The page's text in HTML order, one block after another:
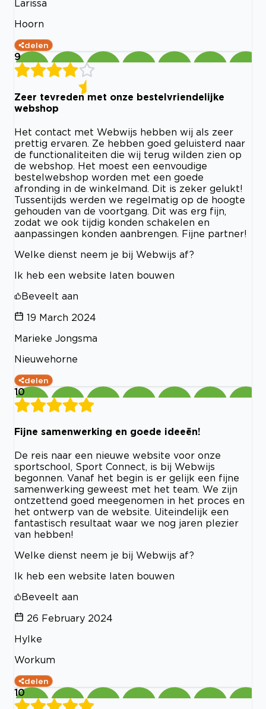
Larissa
Hoorn
delen
9
Zeer tevreden met onze bestelvriendelijke
webshop
Het contact met Webwijs hebben wij als zeer
prettig ervaren. Ze hebben goed geluisterd naar
de functionaliteiten die wij terug wilden zien op
de webshop. Het moest een eenvoudige
bestelwebshop worden met een goede
afronding in de winkelmand. Dit is zeker gelukt!
Tussentijds werden we regelmatig op de hoogte
gehouden van de voortgang. Dit was erg fijn,
zodat we ook tijdig konden schakelen en
aanpassingen konden aanbrengen. Fijne partner!
Welke dienst neem je bij Webwijs af?
Ik heb een website laten bouwen
Beveelt aan
19 March 2024
Marieke Jongsma
Nieuwehorne
delen
10
Fijne samenwerking en goede ideeën!
De reis naar een nieuwe website voor onze
sportschool, Sport Connect, is bij Webwijs
begonnen. Vanaf het begin is er gelijk een fijne
samenwerking geweest met het team. We zijn
ontzettend goed meegenomen in het proces en
het ontwerp van de website. Uiteindelijk een
fantastisch resultaat waar we nog jaren plezier
van hebben!
Welke dienst neem je bij Webwijs af?
Ik heb een website laten bouwen
Beveelt aan
26 February 2024
Hylke
Workum
delen
10